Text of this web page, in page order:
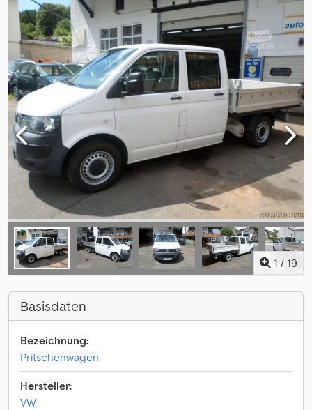
1 / 19
Basisdaten
Bezeichnung:
Pritschenwagen
Hersteller:
VW